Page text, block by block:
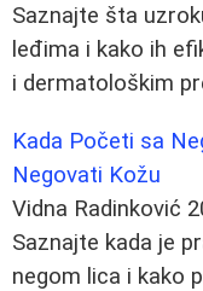
Saznajte šta
leđima i kako ih
i dermatološkim
Kada Početi sa
Negovati Kožu
Vidna Radinković
Saznajte kada je
negom lica i kako